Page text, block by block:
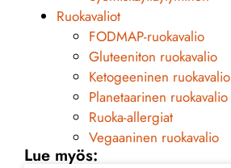
Ruokavaliot
FODMAP-ruokavalio
Gluteeniton ruokavalio
Ketogeeninen ruokavalio
Planetaarinen ruokavalio
Ruoka-allergiat
Vegaaninen ruokavalio
Lue myös: